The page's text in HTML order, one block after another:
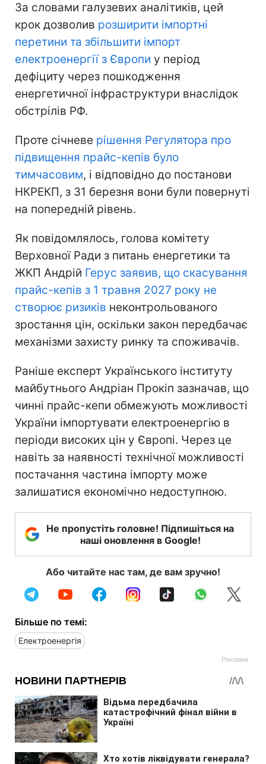
За словами галузевих аналітиків, цей
крок дозволив розширити імпортні
перетини та збільшити імпорт
електроенергії з Європи у період
дефіциту через пошкодження
енергетичної інфраструктури внаслідок
обстрілів РФ.
Проте січневе рішення Регулятора про
підвищення прайс-кепів було
тимчасовим, і відповідно до постанови
НКРЕКП, з 31 березня вони були повернуті
на попередній рівень.
Як повідомлялось, голова комітету
Верховної Ради з питань енергетики та
ЖКП Андрій Герус заявив, що скасування
прайс-кепів з 1 травня 2027 року не
створює ризиків неконтрольованого
зростання цін, оскільки закон передбачає
механізми захисту ринку та споживачів.
Раніше експерт Українського інституту
майбутнього Андріан Прокіп зазначав, що
чинні прайс-кепи обмежують можливості
України імпортувати електроенергію в
періоди високих цін у Європі. Через це
навіть за наявності технічної можливості
постачання частина імпорту може
залишатися економічно недоступною.
Не пропустіть головне! Підпишіться на
наші оновлення в Google!
Або читайте нас там, де вам зручно!
Більше по темі:
Електроенергія